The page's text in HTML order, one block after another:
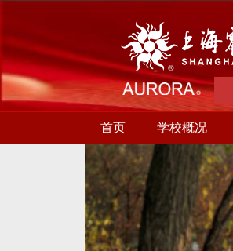
首页 学校概况